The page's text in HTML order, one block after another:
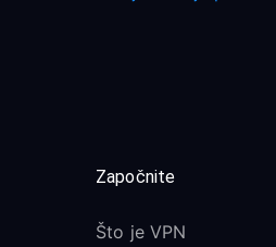
Započnite
Što je VPN